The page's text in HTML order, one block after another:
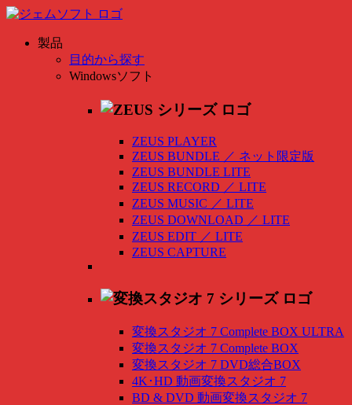
製品
目的から探す
Windowsソフト
ZEUS PLAYER
ZEUS BUNDLE ／ ネット限定版
ZEUS BUNDLE LITE
ZEUS RECORD ／ LITE
ZEUS MUSIC ／ LITE
ZEUS DOWNLOAD ／ LITE
ZEUS EDIT ／ LITE
ZEUS CAPTURE
変換スタジオ 7 Complete BOX ULTRA
変換スタジオ 7 Complete BOX
変換スタジオ 7 DVD総合BOX
4K･HD 動画変換スタジオ 7
BD & DVD 動画変換スタジオ 7